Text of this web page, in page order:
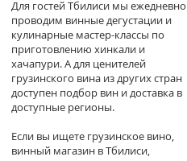
Для гостей Тбилиси мы ежедневно
проводим винные дегустации и
кулинарные мастер-классы по
приготовлению хинкали и
хачапури. А для ценителей
грузинского вина из других стран
доступен подбор вин и доставка в
доступные регионы.
Если вы ищете грузинское вино,
винный магазин в Тбилиси,